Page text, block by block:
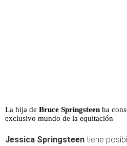
La hija de Bruce Springsteen ha
exclusivo mundo de la equitación
Jessica Springsteen tiene